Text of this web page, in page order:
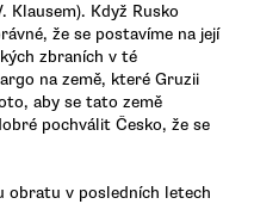
Klausem). Když Rusko
že se postavíme na její
zbraních v té
na země, které Gruzii
aby se tato země
pochválit Česko, že se
obratu v posledních letech